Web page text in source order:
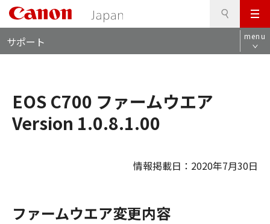
メ
ニ
ュ
サポート menu
EOS C700 ファームウエア
Version 1.0.8.1.00
情報掲載日：2020年7月30日
ファームウエア変更内容